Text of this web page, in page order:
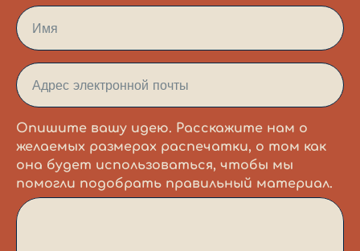
Имя
Адрес электронной почты
Опишите вашу идею. Расскажите нам о
желаемых размерах распечатки, о том как
она будет использоваться, чтобы мы
помогли подобрать правильный материал.